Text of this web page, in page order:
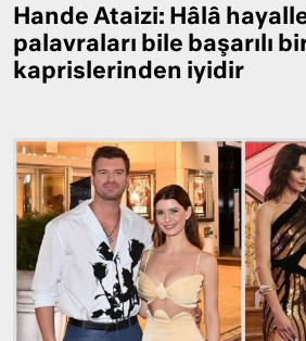
Hande Ataizi: Hâlâ
palavraları bile başarılı
kaprislerinden iyidir